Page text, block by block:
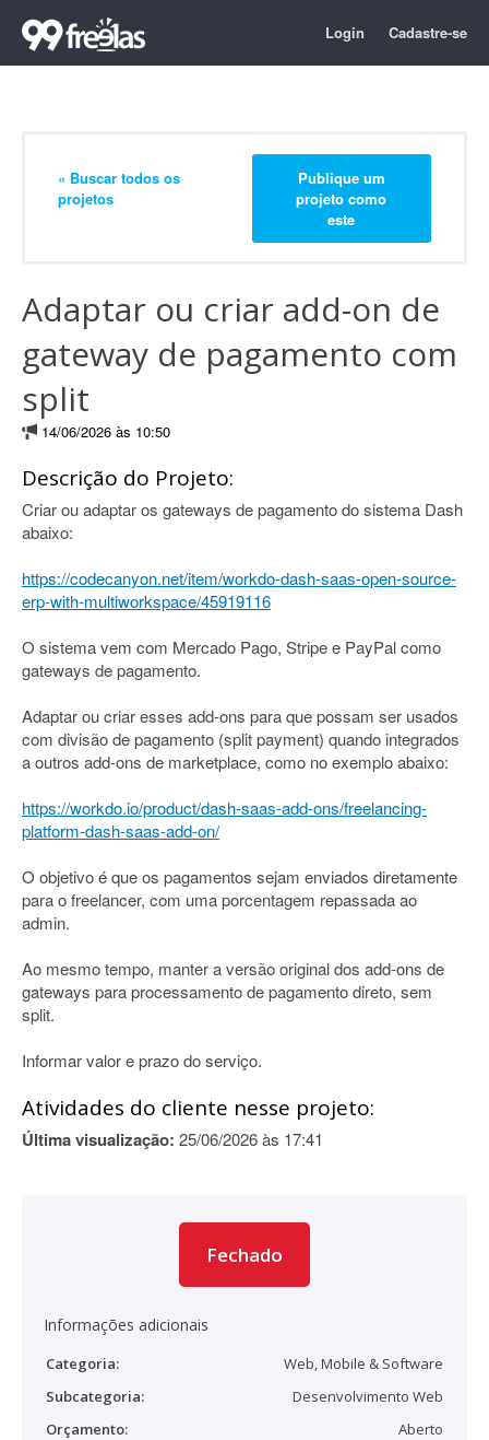
Login Cadastre-se
« Buscar todos os
projetos
Publique um
projeto como
este
Adaptar ou criar add-on de
gateway de pagamento com
split
14/06/2026 às 10:50
Descrição do Projeto:
Criar ou adaptar os gateways de pagamento do sistema Dash
abaixo:
https://codecanyon.net/item/workdo-dash-saas-open-source-
erp-with-multiworkspace/45919116
O sistema vem com Mercado Pago, Stripe e PayPal como
gateways de pagamento.
Adaptar ou criar esses add-ons para que possam ser usados
com divisão de pagamento (split payment) quando integrados
a outros add-ons de marketplace, como no exemplo abaixo:
https://workdo.io/product/dash-saas-add-ons/freelancing-
platform-dash-saas-add-on/
O objetivo é que os pagamentos sejam enviados diretamente
para o freelancer, com uma porcentagem repassada ao
admin.
Ao mesmo tempo, manter a versão original dos add-ons de
gateways para processamento de pagamento direto, sem
split.
Informar valor e prazo do serviço.
Atividades do cliente nesse projeto:
Última visualização: 25/06/2026 às 17:41
Fechado
Informações adicionais
Categoria:
Web, Mobile & Software
Subcategoria:
Desenvolvimento Web
Orçamento:
Aberto